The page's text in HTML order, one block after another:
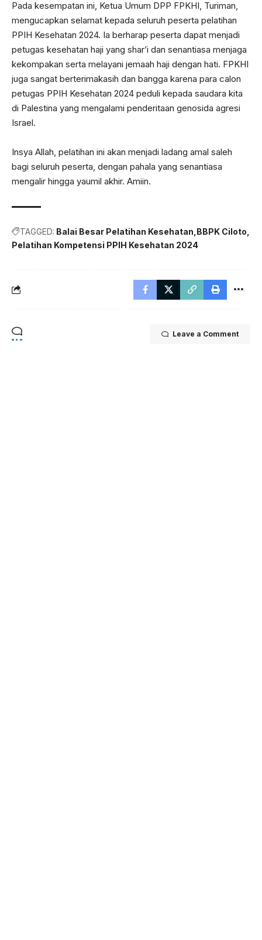
Pada kesempatan ini, Ketua Umum DPP FPKHI, Turiman,
mengucapkan selamat kepada seluruh peserta pelatihan
PPIH Kesehatan 2024. Ia berharap peserta dapat menjadi
petugas kesehatan haji yang shar’i dan senantiasa menjaga
kekompakan serta melayani jemaah haji dengan hati. FPKHI
juga sangat berterimakasih dan bangga karena para calon
petugas PPIH Kesehatan 2024 peduli kepada saudara kita
di Palestina yang mengalami penderitaan genosida agresi
Israel.
Insya Allah, pelatihan ini akan menjadi ladang amal saleh
bagi seluruh peserta, dengan pahala yang senantiasa
mengalir hingga yaumil akhir. Amiin.
TAGGED: Balai Besar Pelatihan Kesehatan BBPK Ciloto
Pelatihan Kompetensi PPIH Kesehatan 2024
Leave a Comment